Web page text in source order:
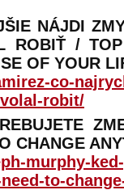
NÁJDI
/ TOP
OF YOUR
co-
robit/
CHANGE
murphy-
to-